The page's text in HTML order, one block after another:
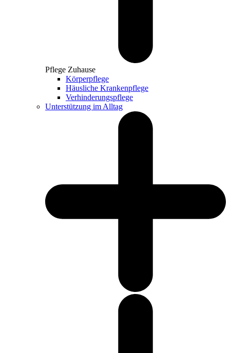
Pflege Zuhause
Körperpflege
Häusliche Krankenpflege
Verhinderungspflege
Unterstützung im Alltag